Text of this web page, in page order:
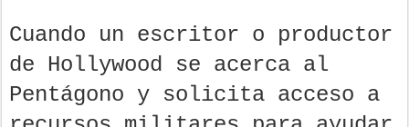
Cuando un escritor o productor
de Hollywood se acerca al
Pentágono y solicita acceso a